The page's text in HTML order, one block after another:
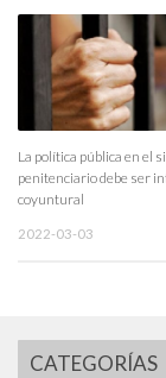
La política pública en el
penitenciario debe ser
coyuntural
2022-03-03
CATEGORÍAS